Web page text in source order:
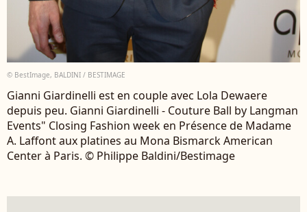
© BestImage, BALDINI / BESTIMAGE
Gianni Giardinelli est en couple avec Lola Dewaere
depuis peu. Gianni Giardinelli - Couture Ball by Langman
Events" Closing Fashion week en Présence de Madame
A. Laffont aux platines au Mona Bismarck American
Center à Paris. © Philippe Baldini/Bestimage